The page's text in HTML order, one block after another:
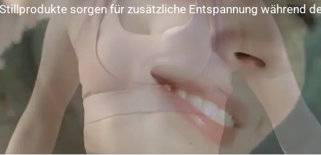
sorgen für zusätzliche Entspannung während